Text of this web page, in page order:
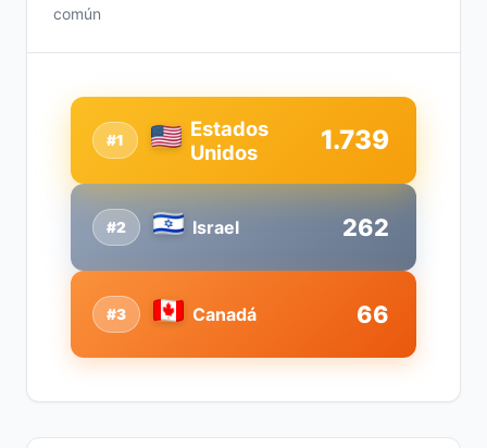
común
#2 Israel 262
#1
Estados
Unidos
1.739
#3 Canadá 66